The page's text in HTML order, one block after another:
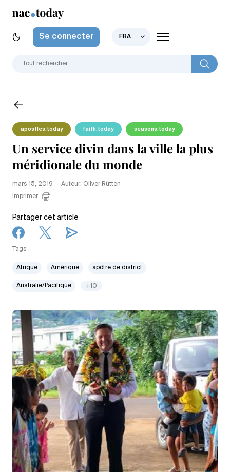
Se connecter FRA
apostles.today faith.today seasons.today
Un service divin dans la ville la plus
méridionale du monde
mars 15, 2019
Auteur: Oliver Rütten
Imprimer
Partager cet article
Tags
Afrique Amérique apôtre de district
Australie/Pacifique +10